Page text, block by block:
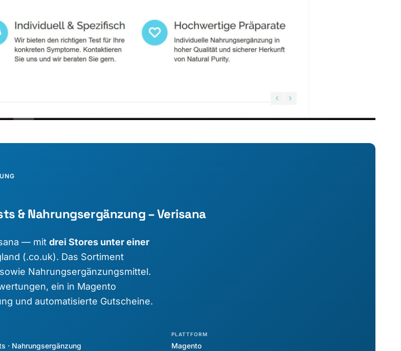
& Nahrungsergänzung – Verisana
— mit drei Stores unter einer
(.co.uk). Das Sortiment
Nahrungsergänzungsmittel.
ein in Magento
und automatisierte Gutscheine.
· Nahrungsergänzung
PLATTFORM
Magento